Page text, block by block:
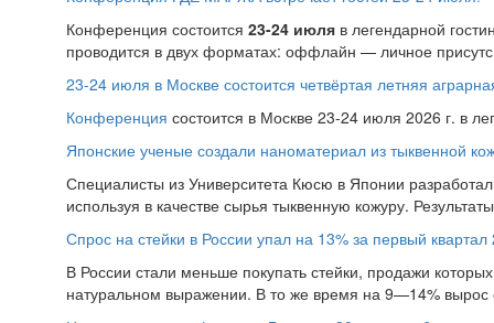
Конференция состоится 23-24 июля в легендарной
проводится в двух форматах: оффлайн — личное
23-24 июля в Москве состоится четвёртая летняя
Конференция состоится в Москве 23-24 июля 2026 г. в
Японские ученые создали наноматериал из тыквенной
Специалисты из Университета Кюсю в Японии
используя в качестве сырья тыквенную кожуру.
Спрос на стейки в России упал на 13% за первый квартал
В России стали меньше покупать стейки, продажи
натуральном выражении. В то же время на 9—14%